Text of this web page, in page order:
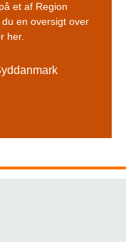
et af Region
en oversigt over
her.